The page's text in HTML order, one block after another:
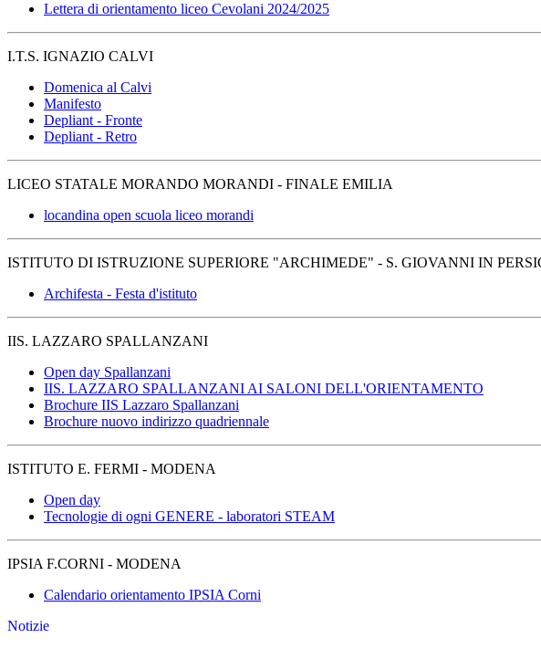
Lettera di orientamento liceo Cevolani 2024/2025
I.T.S. IGNAZIO CALVI
Domenica al Calvi
Manifesto
Depliant - Fronte
Depliant - Retro
LICEO STATALE MORANDO MORANDI - FINALE EMILIA
locandina open scuola liceo morandi
ISTITUTO DI ISTRUZIONE SUPERIORE "ARCHIMEDE" - S. GIOVANNI IN
Archifesta - Festa d'istituto
IIS. LAZZARO SPALLANZANI
Open day Spallanzani
IIS. LAZZARO SPALLANZANI AI SALONI DELL'ORIENTAMENTO
Brochure IIS Lazzaro Spallanzani
Brochure nuovo indirizzo quadriennale
ISTITUTO E. FERMI - MODENA
Open day
Tecnologie di ogni GENERE - laboratori STEAM
IPSIA F.CORNI - MODENA
Calendario orientamento IPSIA Corni
Notizie